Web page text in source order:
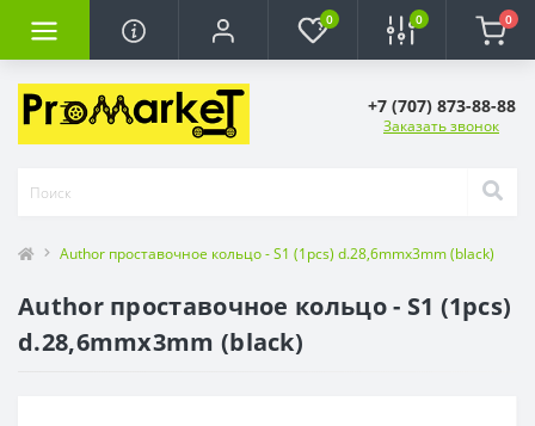
0 0 0
+7 (707) 873-88-88
Заказать звонок
Author проставочное кольцо - S1 (1pcs) d.28,6mmx3mm (black)
Author проставочное кольцо - S1 (1pcs)
d.28,6mmx3mm (black)